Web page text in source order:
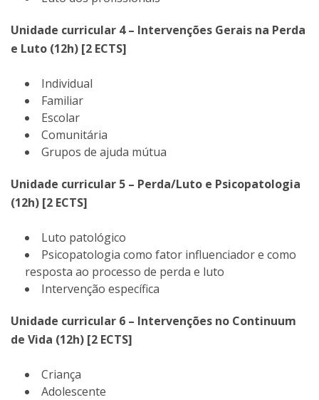
Unidade curricular 4 – Intervenções Gerais na Perda
e Luto (12h) [2 ECTS]
Individual
Familiar
Escolar
Comunitária
Grupos de ajuda mútua
Unidade curricular 5 – Perda/Luto e Psicopatologia
(12h) [2 ECTS]
Luto patológico
Psicopatologia como fator influenciador e como
resposta ao processo de perda e luto
Intervenção específica
Unidade curricular 6 – Intervenções no Continuum
de Vida (12h) [2 ECTS]
Criança
Adolescente